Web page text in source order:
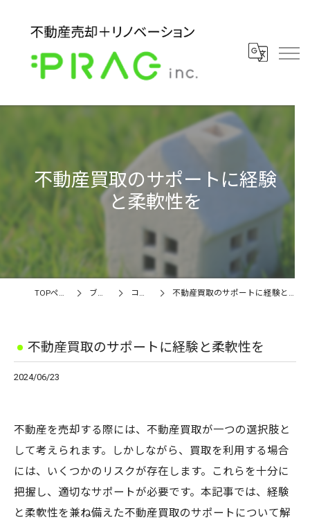
不動産買取のサポートに経験
と柔軟性を
TOPページ ブログ コラム 不動産買取のサポートに経験と柔軟性を
不動産買取のサポートに経験と柔軟性を
2024/06/23
不動産を売却する際には、不動産買取が一つの選択肢と
して考えられます。しかしながら、買取を利用する場合
には、いくつかのリスクが存在します。これらを十分に
把握し、適切なサポートが必要です。本記事では、経験
と柔軟性を兼ね備えた不動産買取のサポートについて解